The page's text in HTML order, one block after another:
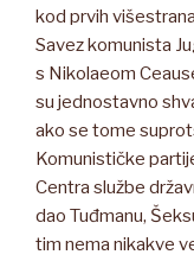
kod prvih
Savez komunista
s Nikolaeom
su jednostavno
ako se tome
Komunističke
Centra službe
dao Tuđmanu,
tim nema nikakve